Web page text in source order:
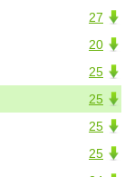
27
20
25
25
25
25